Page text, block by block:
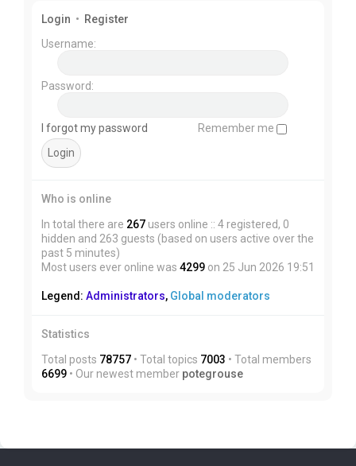
Login • Register
Username:
Password:
I forgot my password Remember me
Who is online
In total there are 267 users online :: 4 registered, 0
hidden and 263 guests (based on users active over the
past 5 minutes)
Most users ever online was 4299 on 25 Jun 2026 19:51
Legend: Administrators, Global moderators
Statistics
Total posts 78757 • Total topics 7003 • Total members
6699 • Our newest member potegrouse